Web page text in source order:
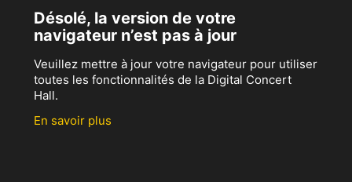
Désolé, la version de votre
navigateur n’est pas à jour
Veuillez mettre à jour votre navigateur pour utiliser
toutes les fonctionnalités de la Digital Concert
Hall.
En savoir plus